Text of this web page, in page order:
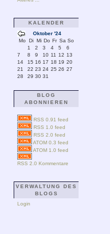
KALENDER
Oktober '24
Mo
Di Mi Do Fr Sa So
1
2 3 4 5
6
7
8 9 10 11 12 13
14
15 16 17 18 19 20
21
22 23 24 25 26 27
28
29 30 31
BLOG
ABONNIEREN
RSS 0.91 feed
RSS 1.0 feed
RSS 2.0 feed
ATOM 0.3 feed
ATOM 1.0 feed
RSS 2.0 Kommentare
VERWALTUNG DES
BLOGS
Login